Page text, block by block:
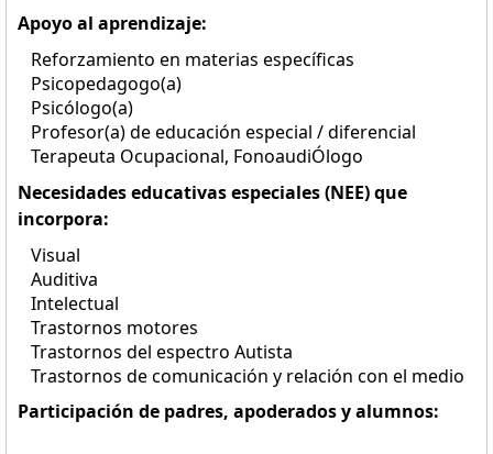
Apoyo al aprendizaje:
Reforzamiento en materias específicas
Psicopedagogo(a)
Psicólogo(a)
Profesor(a) de educación especial / diferencial
Terapeuta Ocupacional, FonoaudiÓlogo
Necesidades educativas especiales (NEE) que
incorpora:
Visual
Auditiva
Intelectual
Trastornos motores
Trastornos del espectro Autista
Trastornos de comunicación y relación con el medio
Participación de padres, apoderados y alumnos: